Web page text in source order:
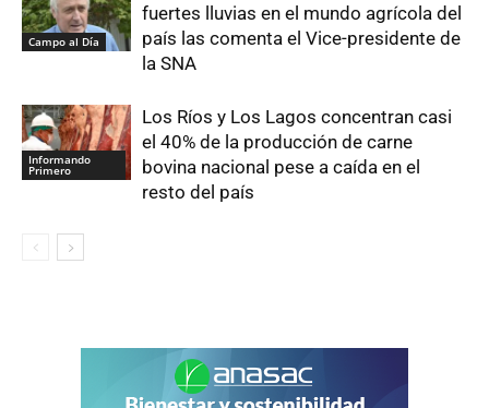
Campo al Día
fuertes lluvias en el mundo agrícola del
país las comenta el Vice-presidente de
la SNA
Informando
Primero
Los Ríos y Los Lagos concentran casi
el 40% de la producción de carne
bovina nacional pese a caída en el
resto del país